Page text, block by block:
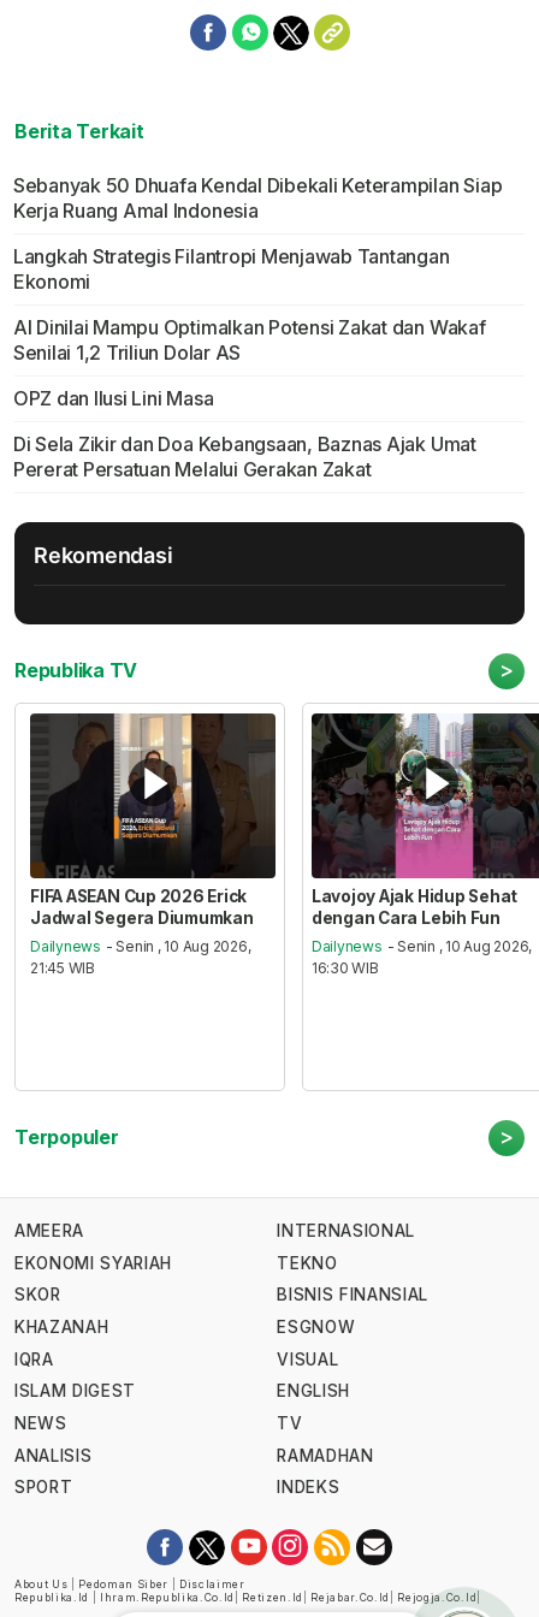
Berita Terkait
Sebanyak 50 Dhuafa Kendal Dibekali Keterampilan Siap
Kerja Ruang Amal Indonesia
Langkah Strategis Filantropi Menjawab Tantangan
Ekonomi
AI Dinilai Mampu Optimalkan Potensi Zakat dan Wakaf
Senilai 1,2 Triliun Dolar AS
OPZ dan Ilusi Lini Masa
Di Sela Zikir dan Doa Kebangsaan, Baznas Ajak Umat
Pererat Persatuan Melalui Gerakan Zakat
Rekomendasi
Republika TV >
FIFA ASEAN Cup 2026 Erick
Jadwal Segera Diumumkan
Dailynews - Senin , 10 Aug 2026,
21:45 WIB
Lavojoy Ajak Hidup Sehat
dengan Cara Lebih Fun
Dailynews - Senin , 10 Aug 2026,
16:30 WIB
Terpopuler >
AMEERA
EKONOMI SYARIAH
SKOR
KHAZANAH
IQRA
ISLAM DIGEST
NEWS
ANALISIS
SPORT
INTERNASIONAL
TEKNO
BISNIS FINANSIAL
ESGNOW
VISUAL
ENGLISH
TV
RAMADHAN
INDEKS
About Us Pedoman Siber
Disclaimer
Republika.id
Ihram.republika.co.id Retizen.id Rejabar.co.id Rejogja.co.id